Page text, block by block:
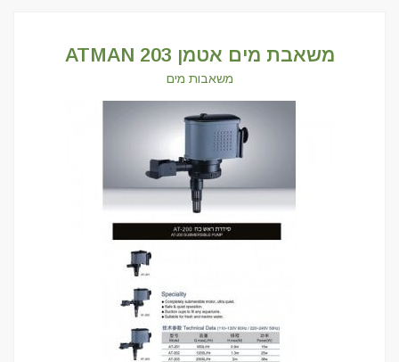
משאבת מים אטמן 203 ATMAN
משאבות מים